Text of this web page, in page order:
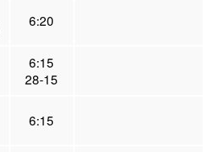
6:20
6:15
28-15
6:15